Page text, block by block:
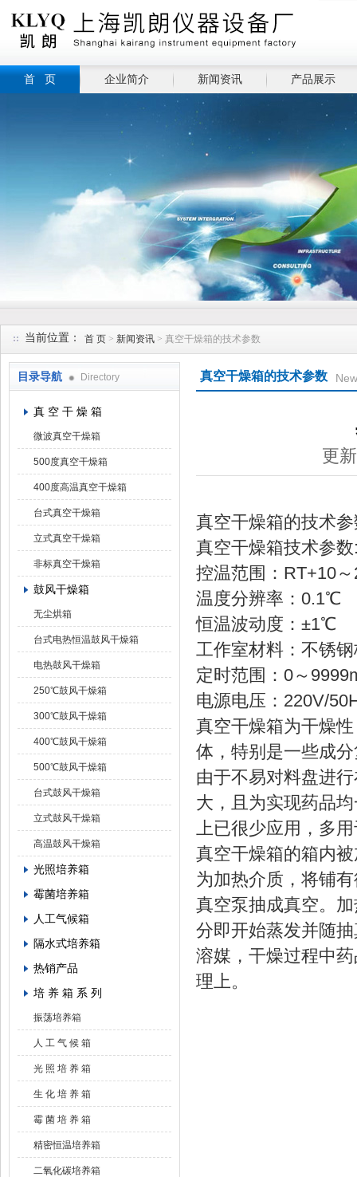
首 页 企业简介 新闻资讯 产品展示
当前位置： 首 页 > 新闻资讯 > 真空干燥箱的技术参数
目录导航 Directory
真 空 干 燥 箱
微波真空干燥箱
500度真空干燥箱
400度高温真空干燥箱
台式真空干燥箱
立式真空干燥箱
非标真空干燥箱
鼓风干燥箱
无尘烘箱
台式电热恒温鼓风干燥箱
电热鼓风干燥箱
250℃鼓风干燥箱
300℃鼓风干燥箱
400℃鼓风干燥箱
500℃鼓风干燥箱
台式鼓风干燥箱
立式鼓风干燥箱
高温鼓风干燥箱
光照培养箱
霉菌培养箱
人工气候箱
隔水式培养箱
热销产品
培 养 箱 系 列
振荡培养箱
人 工 气 候 箱
光 照 培 养 箱
生 化 培 养 箱
霉 菌 培 养 箱
精密恒温培养箱
二氧化碳培养箱
真空干燥箱的技术参数
更
真空干燥箱的技术
真空干燥箱技术参
控温范围：RT+10
温度分辨率：0.1℃
恒温波动度：±1℃
工作室材料：不锈
定时范围：0～
电源电压：220V/
真空干燥箱为干燥
体，特别是一些成
由于不易对料盘进
大，且为实现药品
上已很少应用，多
真空干燥箱的箱内
为加热介质，将铺
真空泵抽成真空。
分即开始蒸发并随
溶媒，干燥过程中
理上。